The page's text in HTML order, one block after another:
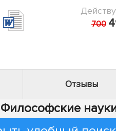
700
Отзывы